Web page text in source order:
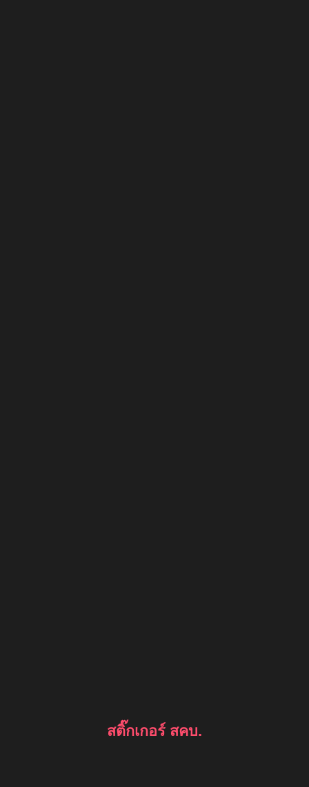
สติ๊กเกอร์ สคบ.